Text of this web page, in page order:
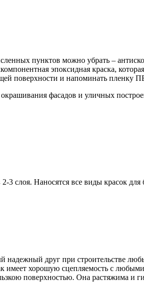
пунктов можно убрать –
эпоксидная краска,
поверхности и напоминать пленку
фасадов и уличных
слоя. Наносятся все виды красок
надежный друг при строительстве
имеет хорошую сцепляемость с
поверхностью. Она растяжима и